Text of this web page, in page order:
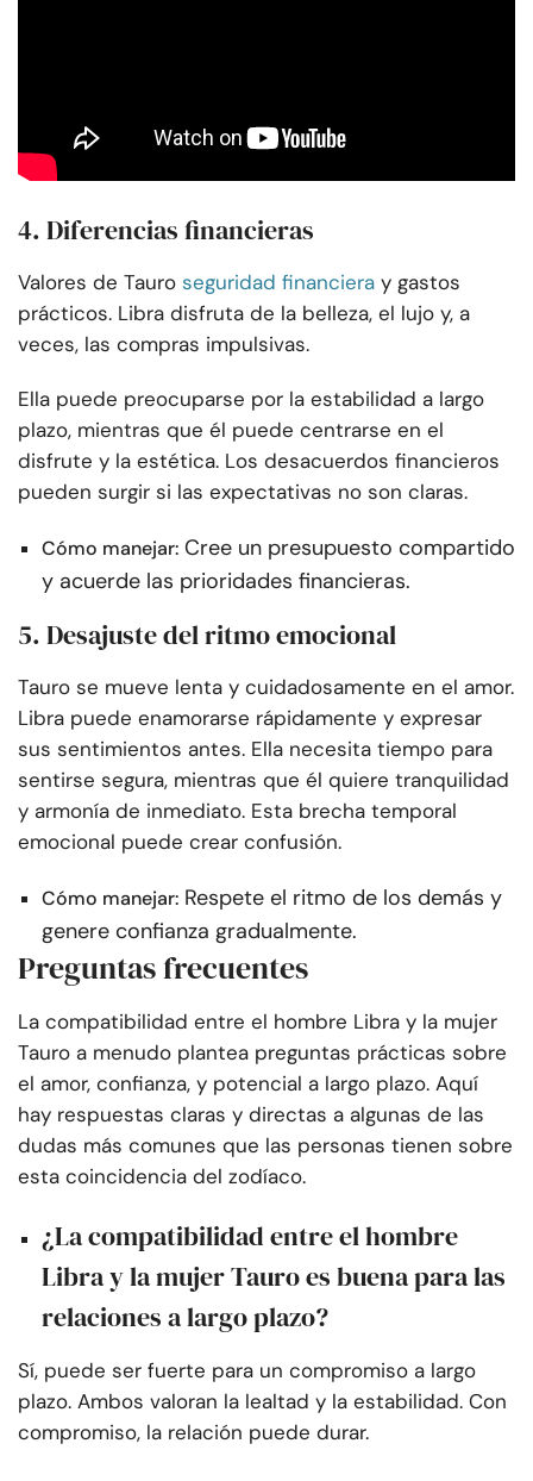
4. Diferencias financieras
Valores de Tauro seguridad financiera y gastos
prácticos. Libra disfruta de la belleza, el lujo y, a
veces, las compras impulsivas.
Ella puede preocuparse por la estabilidad a largo
plazo, mientras que él puede centrarse en el
disfrute y la estética. Los desacuerdos financieros
pueden surgir si las expectativas no son claras.
Cómo manejar: Cree un presupuesto compartido
y acuerde las prioridades financieras.
5. Desajuste del ritmo emocional
Tauro se mueve lenta y cuidadosamente en el amor.
Libra puede enamorarse rápidamente y expresar
sus sentimientos antes. Ella necesita tiempo para
sentirse segura, mientras que él quiere tranquilidad
y armonía de inmediato. Esta brecha temporal
emocional puede crear confusión.
Cómo manejar: Respete el ritmo de los demás y
genere confianza gradualmente.
Preguntas frecuentes
La compatibilidad entre el hombre Libra y la mujer
Tauro a menudo plantea preguntas prácticas sobre
el amor, confianza, y potencial a largo plazo. Aquí
hay respuestas claras y directas a algunas de las
dudas más comunes que las personas tienen sobre
esta coincidencia del zodíaco.
¿La compatibilidad entre el hombre
Libra y la mujer Tauro es buena para las
relaciones a largo plazo?
Sí, puede ser fuerte para un compromiso a largo
plazo. Ambos valoran la lealtad y la estabilidad. Con
compromiso, la relación puede durar.